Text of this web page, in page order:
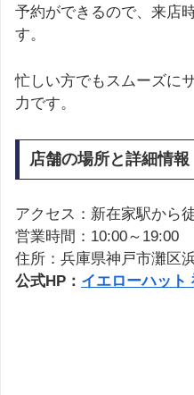
予約ができるので、来店
す。
忙しい方でもスムーズに
力です。
店舗の場所と詳細情報
アクセス：新在家駅から
営業時間：10:00～19:00
住所：兵庫県神戸市灘区
公式HP： イエローハット